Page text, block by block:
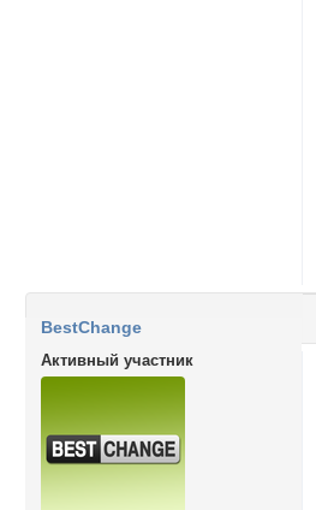
BestChange
Активный участник